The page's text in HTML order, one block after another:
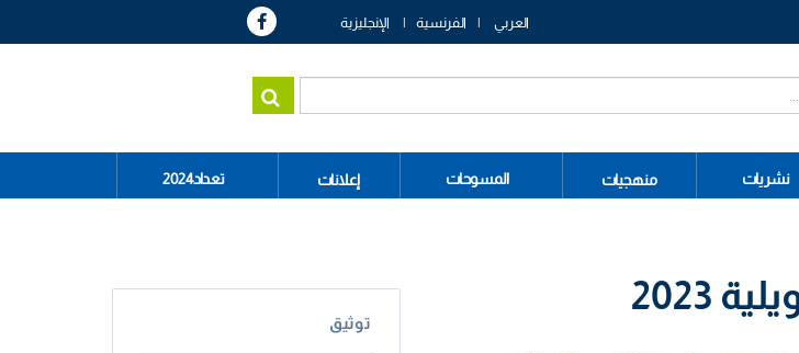
العربي الفرنسية الإنجليزية
نشريات منهجيات المسوحات إعلانات تعداد2024
2023
توثيق